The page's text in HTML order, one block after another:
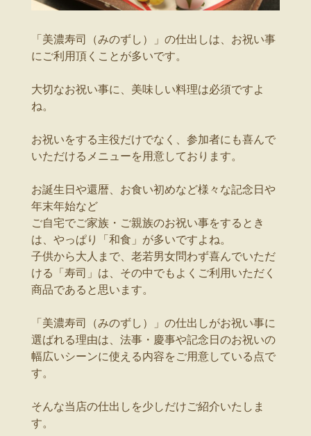
「美濃寿司（みのずし）」の仕出しは、お祝い事
にご利用頂くことが多いです。
大切なお祝い事に、美味しい料理は必須ですよ
ね。
お祝いをする主役だけでなく、参加者にも喜んで
いただけるメニューを用意しております。
お誕生日や還暦、お食い初めなど様々な記念日や
年末年始など
ご自宅でご家族・ご親族のお祝い事をするとき
は、やっぱり「和食」が多いですよね。
子供から大人まで、老若男女問わず喜んでいただ
ける「寿司」は、その中でもよくご利用いただく
商品であると思います。
「美濃寿司（みのずし）」の仕出しがお祝い事に
選ばれる理由は、法事・慶事や記念日のお祝いの
幅広いシーンに使える内容をご用意している点で
す。
そんな当店の仕出しを少しだけご紹介いたしま
す。